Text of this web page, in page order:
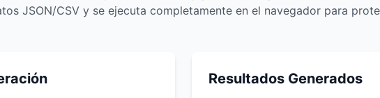
JSON/CSV y se ejecuta completamente en el navegador para
Resultados Generados